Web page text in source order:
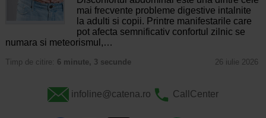
mai frecvente probleme digestive intalnite
la adulti si copii. Printre manifestarile care
pot afecta semnificativ confortul zilnic se
numara si meteorismul,…
Timp de citire: 6 minute, 3 secunde 26 iulie 2026
infoline@catena.ro CallCenter